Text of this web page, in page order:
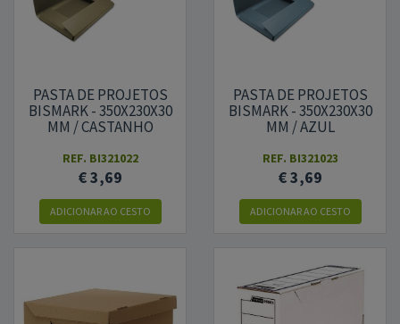
PASTA DE PROJETOS
BISMARK - 350X230X30
MM / CASTANHO
REF. BI321022
€ 3,69
ADICIONARAO CESTO
PASTA DE PROJETOS
BISMARK - 350X230X30
MM / AZUL
REF. BI321023
€ 3,69
ADICIONARAO CESTO